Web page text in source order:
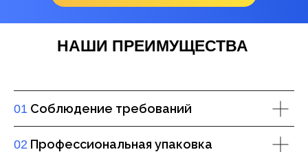
НАШИ ПРЕИМУЩЕСТВА
01 Соблюдение требований
02 Профессиональная упаковка